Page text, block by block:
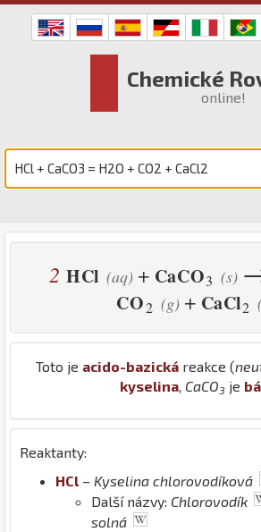
Chemické
online!
2 HCl (aq) + CaCO3 (s)
CO2 (g) + CaCl2
Toto je acido-bazickáreakce (
kyselina CaCO3 je
Reaktanty:
HCl – Kyselina chlorovodíková
Další názvy: Chlorovodík
solná